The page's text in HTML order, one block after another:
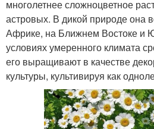
многолетнее сложноцветное
астровых. В дикой природе она
Африке, на Ближнем Востоке и
условиях умеренного климата
его выращивают в качестве
культуры, культивируя как